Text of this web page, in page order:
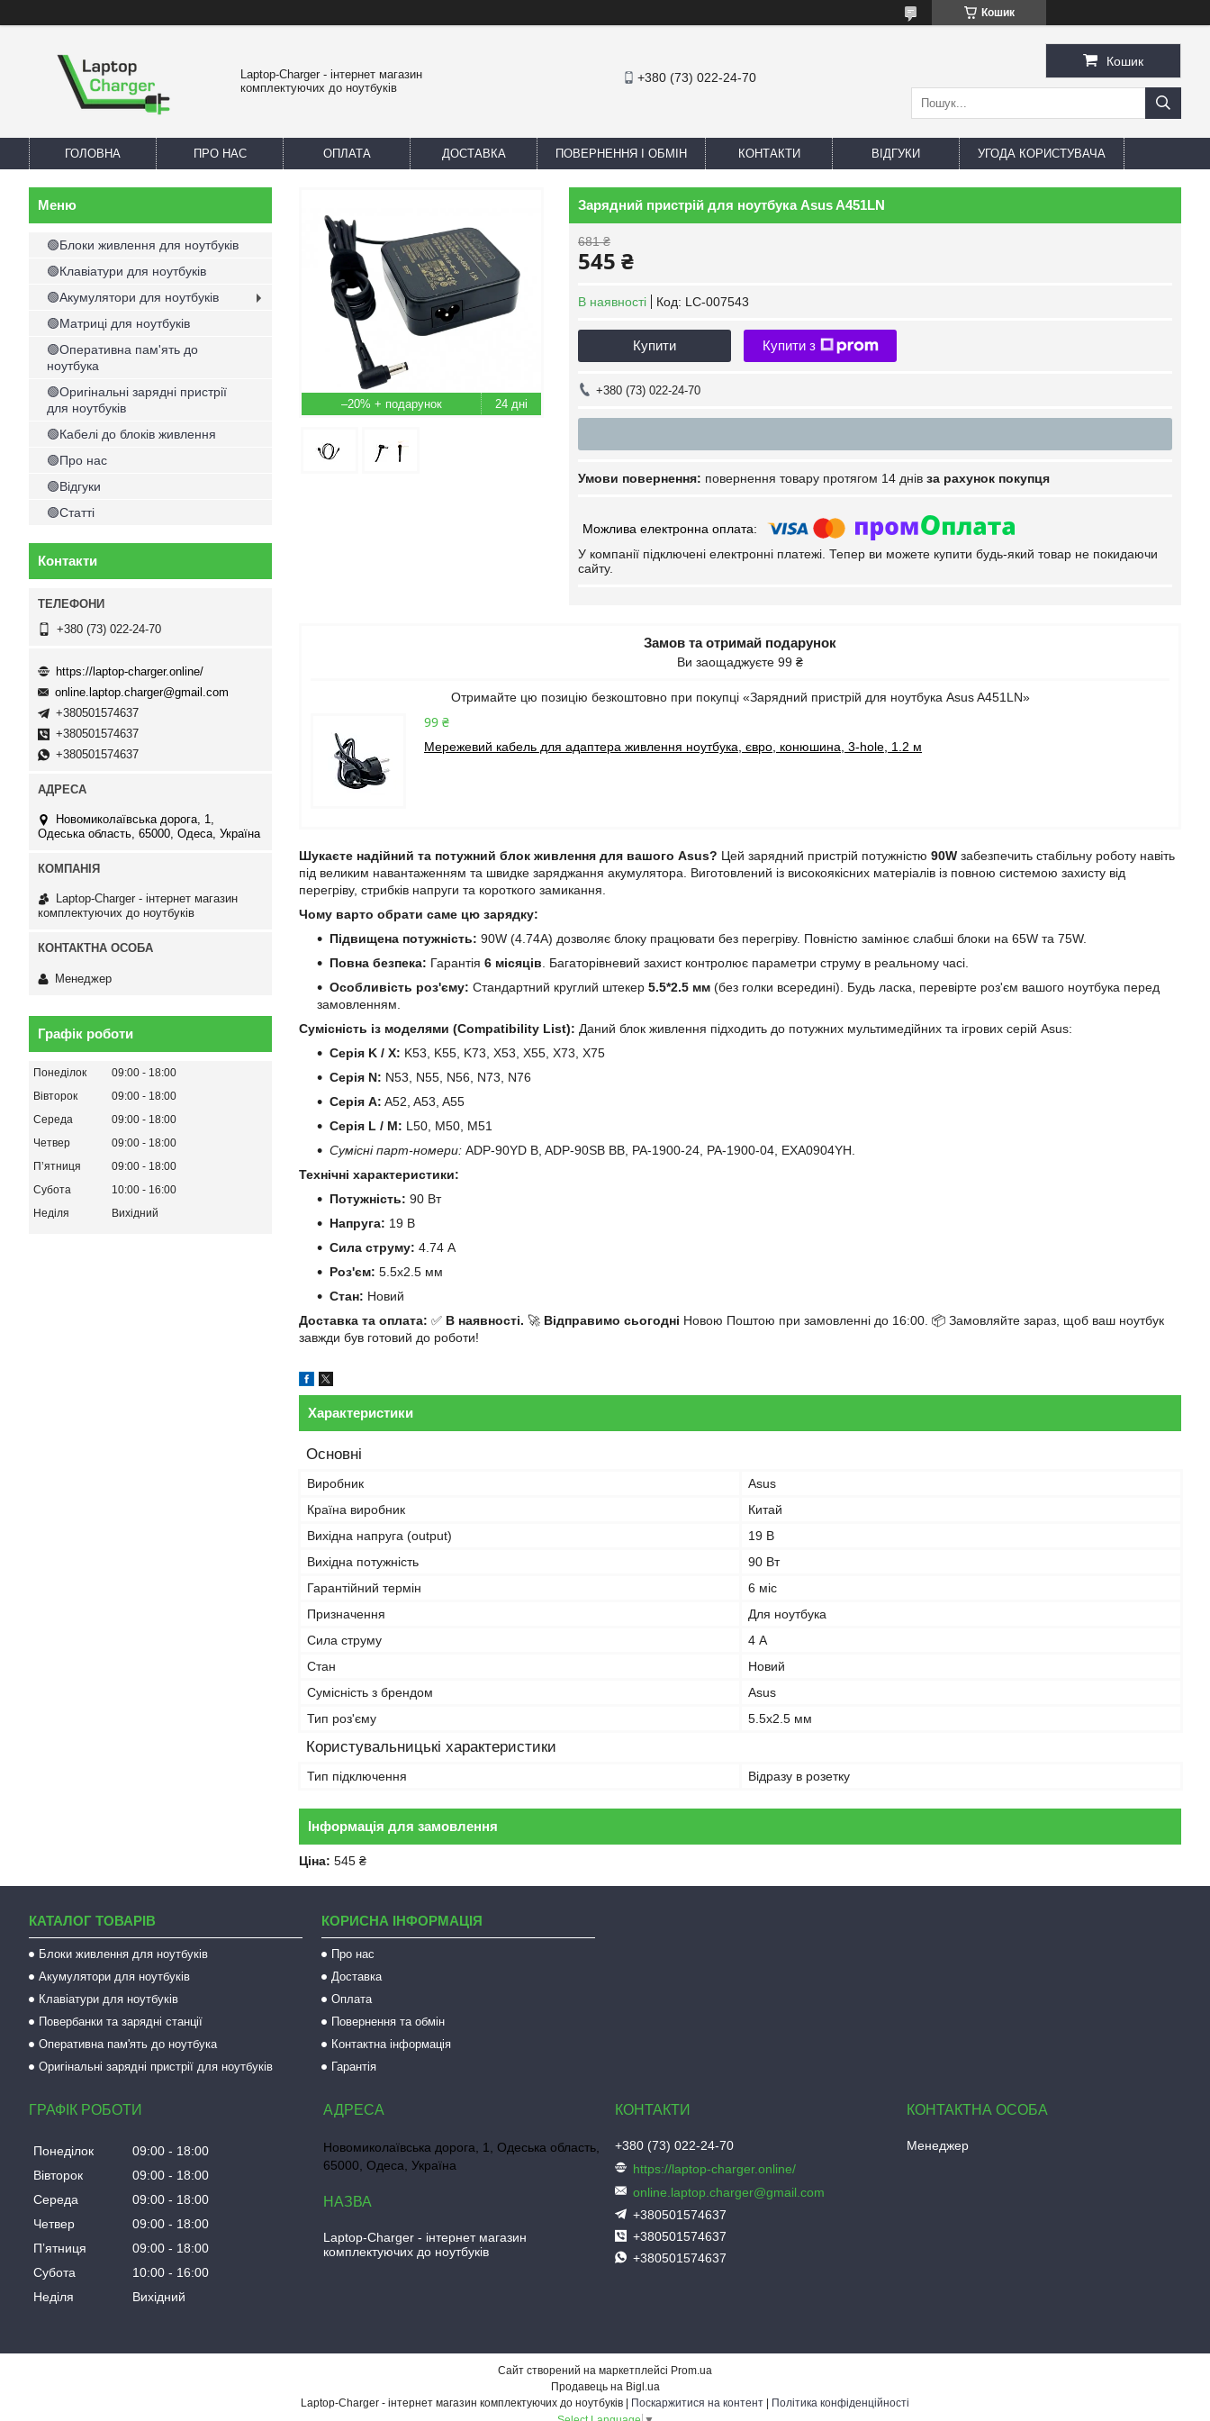
Кошик
Laptop-Charger - інтернет магазин
комплектуючих до ноутбуків
+380 (73) 022-24-70
Кошик
ГОЛОВНА ПРО НАС ОПЛАТА ДОСТАВКА ПОВЕРНЕННЯ І ОБМІН КОНТАКТИ ВІДГУКИ УГОДА КОРИСТУВАЧА
–20% 24 дні
Зарядний пристрій для ноутбука Asus A451LN
681 ₴
545 ₴
В наявності Код: LC-007543
Купити Купити з
+380 (73) 022-24-70
повернення товару протягом 14 днів за рахунок покупця
У компанії підключені електронні платежі. Тепер ви можете купити будь-який товар не покидаючи
сайту.
Замов та отримай подарунок
Ви заощаджуєте 99 ₴
Отримайте цю позицію безкоштовно при покупці «Зарядний пристрій для ноутбука Asus A451LN»
99 ₴
Мережевий кабель для адаптера живлення ноутбука, євро, конюшина, 3-hole, 1.2 м
Шукаєте надійний та потужний блок живлення для вашого Asus? Цей зарядний пристрій потужністю 90W забезпечить стабільну роботу навіть
під великим навантаженням та швидке заряджання акумулятора. Виготовлений із високоякісних матеріалів із повною системою захисту від
перегріву, стрибків напруги та короткого замикання.
Чому варто обрати саме цю зарядку:
Підвищена потужність: 90W (4.74A) дозволяє блоку працювати без перегріву. Повністю замінює слабші блоки на 65W та 75W.
Повна безпека: Гарантія 6 місяців . Багаторівневий захист контролює параметри струму в реальному часі.
Особливість роз'єму: Стандартний круглий штекер 5.5*2.5 мм (без голки всередині). Будь ласка, перевірте роз'єм вашого ноутбука перед
замовленням.
Сумісність із моделями (Compatibility List): Даний блок живлення підходить до потужних мультимедійних та ігрових серій Asus:
Серія K / X: K53, K55, K73, X53, X55, X73, X75
Серія N: N53, N55, N56, N73, N76
Серія A: A52, A53, A55
Серія L / M: L50, M50, M51
Сумісні парт-номери: ADP-90YD B, ADP-90SB BB, PA-1900-24, PA-1900-04, EXA0904YH.
Технічні характеристики:
Потужність: 90 Вт
Напруга: 19 В
Сила струму: 4.74 А
Роз'єм: 5.5x2.5 мм
Стан: Новий
Доставка та оплата: ✅ В наявності. 🚀 Відправимо сьогодні Новою Поштою при замовленні до 16:00. 📦 Замовляйте зараз, щоб ваш ноутбук
завжди був готовий до роботи!
Характеристики
Основні
Виробник
Asus
Країна виробник
Китай
Вихідна напруга (output)
19 В
Вихідна потужність
90 Вт
Гарантійний термін
6 міс
Призначення
Для ноутбука
Сила струму
4 А
Стан
Новий
Сумісність з брендом
Asus
Тип роз'єму
5.5x2.5 мм
Користувальницькі характеристики
Тип підключення Відразу в розетку
Інформація для замовлення
Ціна: 545 ₴
🟢Блоки живлення для ноутбуків
🟢Клавіатури для ноутбуків
🟢Акумулятори для ноутбуків
🟢Матриці для ноутбуків
🟢Оперативна пам'ять до
ноутбука
🟢Оригінальні зарядні пристрії
для ноутбуків
🟢Кабелі до блоків живлення
🟢Про нас
🟢Відгуки
🟢Статті
Контакти
+380 (73) 022-24-70
https://laptop-charger.online/
online.laptop.charger@gmail.com
+380501574637
+380501574637
+380501574637
Новомиколаївська дорога, 1,
Одеська область, 65000, Одеса, Україна
Laptop-Charger - інтернет магазин
комплектуючих до ноутбуків
Менеджер
Графік роботи
Понеділок 09:00
18:00
Вівторок
09:00
18:00
Середа
09:00
18:00
Четвер
09:00
18:00
Пʼятниця
09:00
18:00
Субота
10:00
16:00
Неділя
Вихідний
КАТАЛОГ ТОВАРІВ
Блоки живлення для ноутбуків
Акумулятори для ноутбуків
Клавіатури для ноутбуків
Повербанки та зарядні станції
Оперативна пам'ять до ноутбука
Оригінальні зарядні пристрії для ноутбуків
КОРИСНА ІНФОРМАЦІЯ
Про нас
Доставка
Оплата
Повернення та обмін
Контактна інформація
Гарантія
ГРАФІК РОБОТИ
Понеділок 09:00
18:00
Вівторок
09:00
18:00
Середа
09:00
18:00
Четвер
09:00
18:00
Пʼятниця
09:00
18:00
Субота
10:00
16:00
Неділя
Вихідний
Новомиколаївська дорога, 1, Одеська область,
65000, Одеса, Україна
Laptop-Charger - інтернет магазин
комплектуючих до ноутбуків
+380 (73) 022-24-70
https://laptop-charger.online/
online.laptop.charger@gmail.com
+380501574637
+380501574637
+380501574637
Менеджер
Сайт створений на маркетплейсі Prom.ua
Продавець на Bigl.ua
Поскаржитися на контент
Політика конфіденційності